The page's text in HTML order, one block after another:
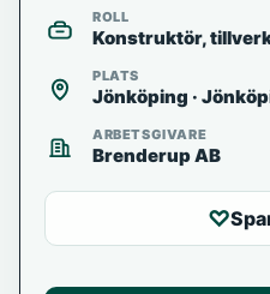
ROLL
Konstruktör,
PLATS
Jönköping ·
ARBETSGIVARE
Brenderup AB
♡